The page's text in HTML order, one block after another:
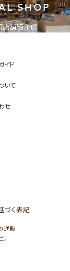
SHOP
店舗紹介
イド
いて
せ
づく表記
通販